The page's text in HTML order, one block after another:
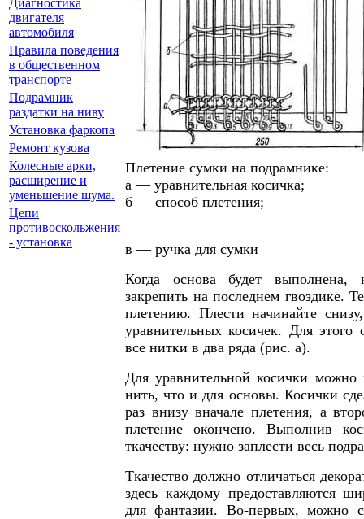
Плетение сумки на подрамнике:
а — уравнительная косичка;
б — способ плетения;
в — ручка для сумки
Когда основа будет выполнена,
закрепить на последнем гвоздике.
плетению. Плести начинайте
уравнительных косичек. Для этого
все нитки в два ряда (рис. а).
Для уравнительной косички можно
нить, что и для основы. Косички
раз внизу вначале плетения, а
плетение окончено. Выполнив
ткачеству: нужно заплести весь
Ткачество должно отличаться
здесь каждому предоставляются
для фантазии. Во-первых, можно
Диагностика
двигателя
автомобиля
Правила поведения
в общественном
транспорте
Подрамник
раздатки на ниву
Установка фаркопа
Ремонт кузова
Колесные арки,
расширение и
уменьшение шума.
Цепи
противоскольжения
- установка